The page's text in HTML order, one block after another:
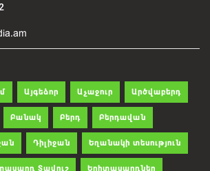
Այգեձոր Աչաջուր Արծվաբերդ
Բանակ Բերդ Բերդավան
Դիլիջան Եղանակի տեսություն
Տավուշ Երիտասարդներ